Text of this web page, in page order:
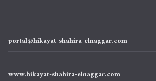
portal@hikayat-shahira-elnaggar.com
www.hikayat-shahira-elnaggar.com